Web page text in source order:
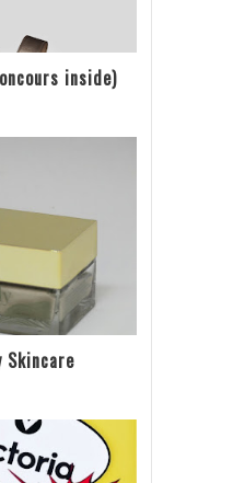
inside)
Skincare